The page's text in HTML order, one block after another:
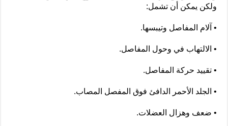
ولكن يمكن أن تشمل:
• آلام المفاصل وتيبسها.
• الالتهاب في وحول المفاصل.
• تقييد حركة المفاصل.
• الجلد الأحمر الدافئ فوق المفصل المصاب.
• ضعف وهزال العضلات.